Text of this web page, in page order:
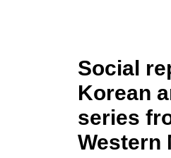
Social
Korean
series
Western